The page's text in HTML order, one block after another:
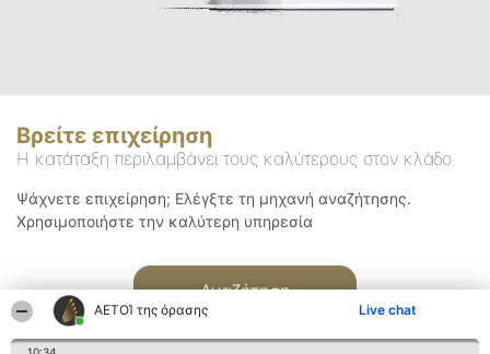
ΑΕΤΟΊ της όρασης Live chat
Βρείτε επιχείρηση
Η κατάταξη περιλαμβάνει τους καλύτερους στον κλάδο
Ψάχνετε επιχείρηση; Ελέγξτε τη μηχανή αναζήτησης.
Χρησιμοποιήστε την καλύτερη υπηρεσία
Αναζήτηση